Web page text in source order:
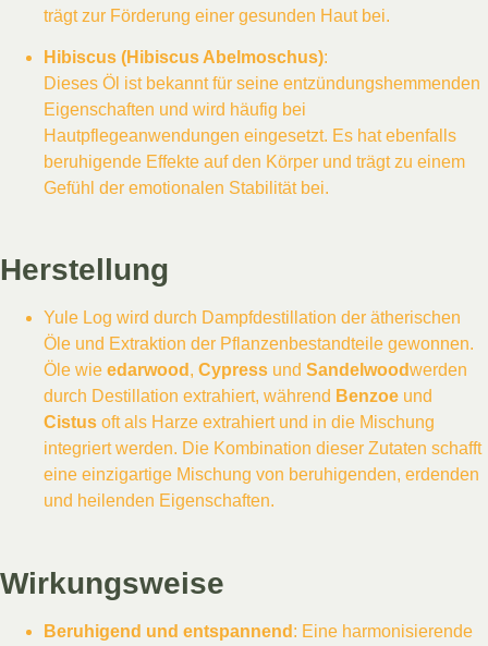
trägt zur Förderung einer gesunden Haut bei.
Hibiscus (Hibiscus Abelmoschus):
Dieses Öl ist bekannt für seine entzündungshemmenden
Eigenschaften und wird häufig bei
Hautpflegeanwendungen eingesetzt. Es hat ebenfalls
beruhigende Effekte auf den Körper und trägt zu einem
Gefühl der emotionalen Stabilität bei.
Herstellung
Yule Log wird durch Dampfdestillation der ätherischen
Öle und Extraktion der Pflanzenbestandteile gewonnen.
Öle wie edarwood , Cypress und Sandelwoodwerden
durch Destillation extrahiert, während Benzoe und
Cistus oft als Harze extrahiert und in die Mischung
integriert werden. Die Kombination dieser Zutaten schafft
eine einzigartige Mischung von beruhigenden, erdenden
und heilenden Eigenschaften.
Wirkungsweise
Beruhigend und entspannend : Eine harmonisierende